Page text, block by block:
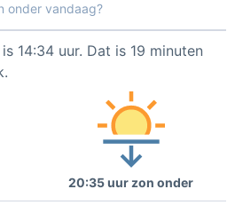
onder vandaag?
14:34 uur. Dat is 19 minuten
20:35 uur zon onder